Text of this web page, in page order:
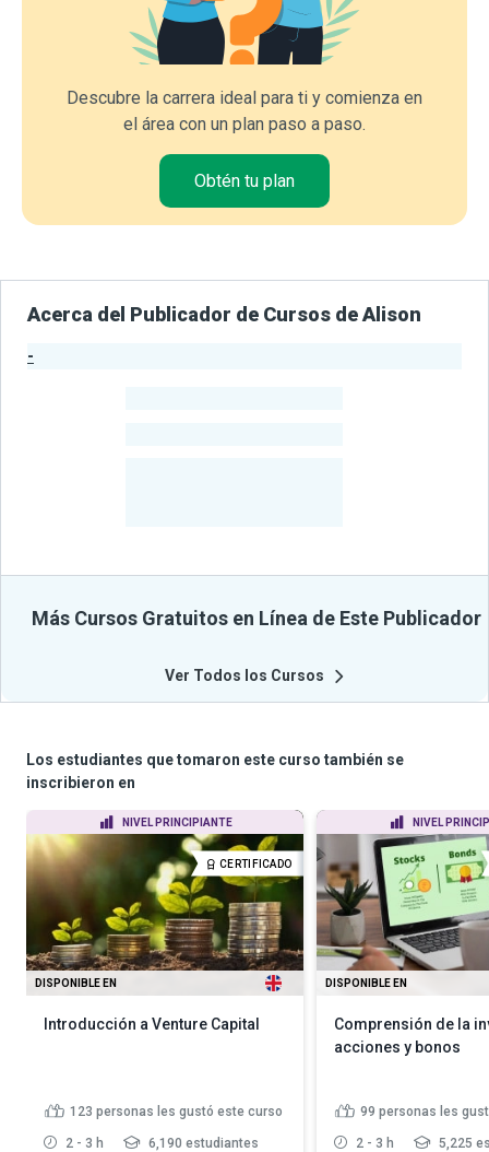
Descubre la carrera ideal para ti y comienza en
el área con un plan paso a paso.
Obtén tu plan
Acerca del Publicador de Cursos de Alison
-
Más Cursos Gratuitos en Línea de Este Publicador
Ver Todos los Cursos
Los estudiantes que tomaron este curso también se
inscribieron en
NIVEL PRINCIPIANTE
CERTIFICADO
DISPONIBLE EN
Introducción a Venture Capital
123 personas les gustó este curso
2 - 3 h 6,190 estudiantes
NIVEL
DISPONIBLE EN
Comprensión de la
acciones y bonos
99 personas les
2 - 3 h 5,225